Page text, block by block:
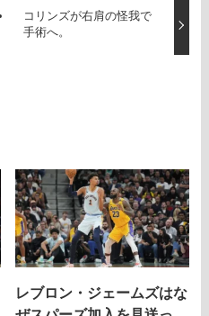
コリンズが右肩の怪我で
手術へ。
レブロン・ジェームズはな